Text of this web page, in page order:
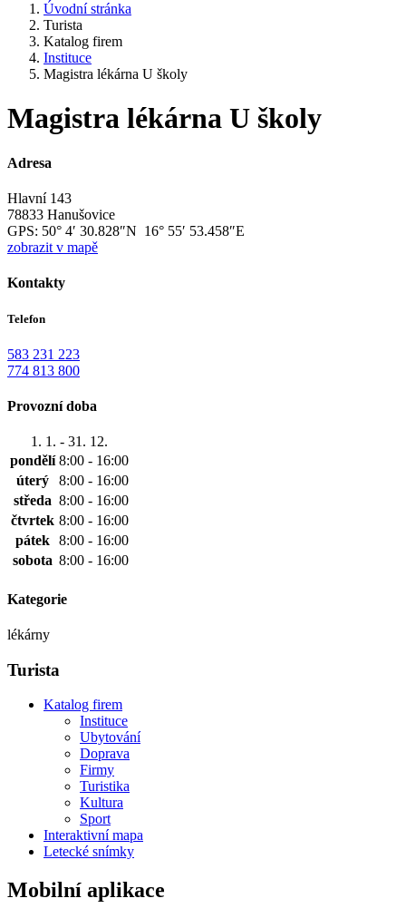
Úvodní stránka
Turista
Katalog firem
Instituce
Magistra lékárna U školy
Magistra lékárna U školy
Adresa
Hlavní 143
78833 Hanušovice
GPS: 50° 4′ 30.828″N 16° 55′ 53.458″E
zobrazit v mapě
Kontakty
Telefon
583 231 223
774 813 800
Provozní doba
1. 1. - 31. 12.
pondělí 8:00 - 16:00
úterý
8:00 - 16:00
středa 8:00 - 16:00
čtvrtek 8:00 - 16:00
pátek 8:00 - 16:00
sobota 8:00 - 16:00
Kategorie
lékárny
Turista
Katalog firem
Instituce
Ubytování
Doprava
Firmy
Turistika
Kultura
Sport
Interaktivní mapa
Letecké snímky
Mobilní aplikace